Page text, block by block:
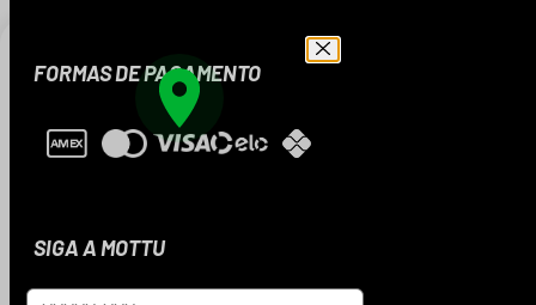
FORMAS DE PAGAMENTO
SIGA A MOTTU